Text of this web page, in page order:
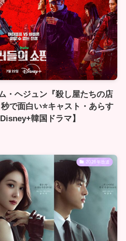
・ヘジュン『殺し屋たちの店
で面白い⭐️キャスト・あらす
韓国ドラマ】
2026年放送